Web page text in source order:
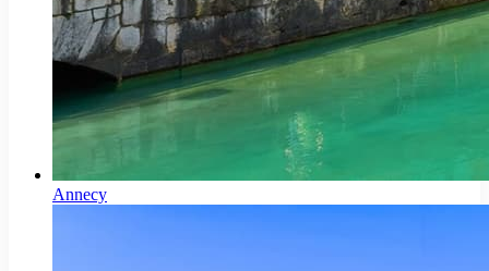
Annecy